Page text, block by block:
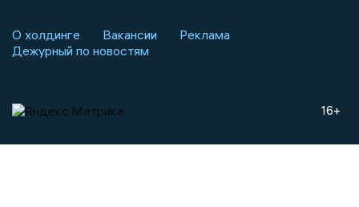
О холдинге Вакансии
Реклама
Дежурный по новостям
16+